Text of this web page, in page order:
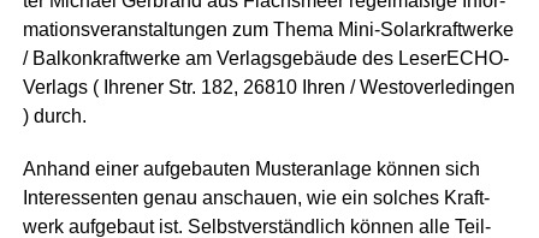
ma­ti­ons­ver­an­stal­tun­gen zum The­ma Mini-Solar­kraft­wer­ke
/ Bal­kon­kraft­wer­ke am Ver­lags­ge­bäu­de des Lese­r­ECHO-
Ver­lags ( Ihre­ner Str. 182, 26810 Ihren / Wes­t­ov­er­le­din­gen
) durch.
Anhand einer auf­ge­bau­ten Mus­ter­an­la­ge kön­nen sich
Inter­es­sen­ten genau anschau­en, wie ein sol­ches Kraft­
werk auf­ge­baut ist. Selbst­ver­ständ­lich kön­nen alle Teil­